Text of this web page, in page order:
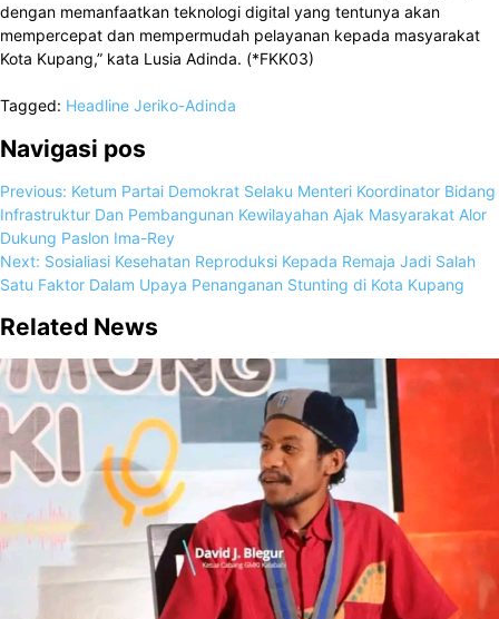
dengan memanfaatkan teknologi digital yang tentunya akan
mempercepat dan mempermudah pelayanan kepada masyarakat
Kota Kupang,” kata Lusia Adinda. (*FKK03)
Tagged: Headline Jeriko-Adinda
Navigasi pos
Previous: Ketum Partai Demokrat Selaku Menteri Koordinator Bidang
Infrastruktur Dan Pembangunan Kewilayahan Ajak Masyarakat Alor
Dukung Paslon Ima-Rey
Next: Sosialiasi Kesehatan Reproduksi Kepada Remaja Jadi Salah
Satu Faktor Dalam Upaya Penanganan Stunting di Kota Kupang
Related News